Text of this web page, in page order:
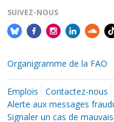
SUIVEZ-NOUS
Organigramme de la FAO
Emplois Contactez-nous
Alerte aux messages
Signaler un cas de